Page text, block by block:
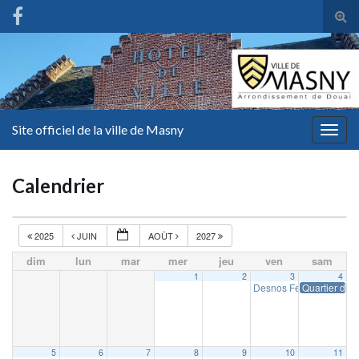
Site officiel de la ville de Masny
Calendrier
2025 JUIN AOÛT 2027
dim lun mar mer jeu ven sam
1 2 3
Desnos Fest19 h 00 min
4
Quartier
5 6 7 8 9 10 11